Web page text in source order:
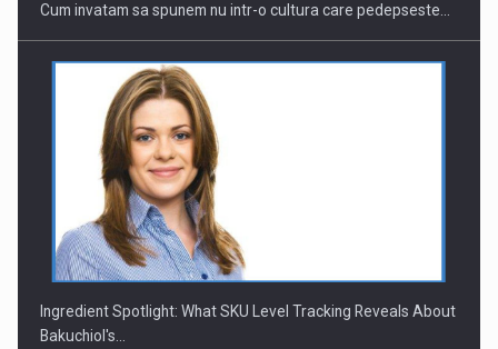
Cum invatam sa spunem nu intr-o cultura care pedepseste…
Ingredient Spotlight: What SKU Level Tracking Reveals About
Bakuchiol's…